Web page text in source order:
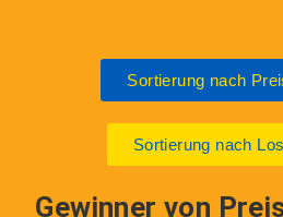
Sortierung nach
Sortierung nach
Gewinner von